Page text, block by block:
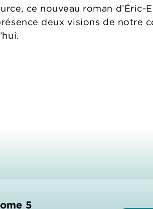
ce nouveau roman d’Éric-
deux visions de notre
5